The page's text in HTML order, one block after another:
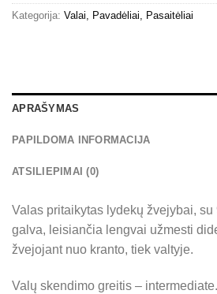
Kategorija: Valai, Pavadėliai, Pasaitėliai
APRAŠYMAS
PAPILDOMA INFORMACIJA
ATSILIEPIMAI (0)
Valas pritaikytas lydekų žvejybai, su
galva, leisiančia lengvai užmesti
žvejojant nuo kranto, tiek valtyje.
Valų skendimo greitis – intermediate.